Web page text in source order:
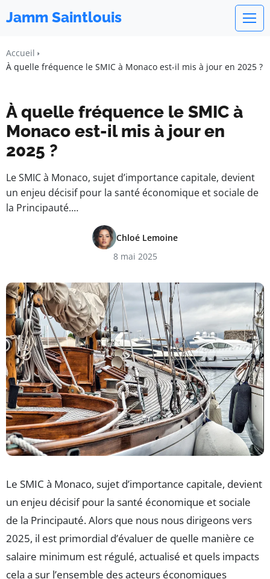
Jamm Saintlouis
Accueil
À quelle fréquence le SMIC à Monaco est-il mis à jour en 2025 ?
À quelle fréquence le SMIC à
Monaco est-il mis à jour en
2025 ?
Le SMIC à Monaco, sujet d’importance capitale, devient
un enjeu décisif pour la santé économique et sociale de
la Principauté.…
Chloé Lemoine
8 mai 2025
Le SMIC à Monaco, sujet d’importance capitale, devient
un enjeu décisif pour la santé économique et sociale
de la Principauté. Alors que nous nous dirigeons vers
2025, il est primordial d’évaluer de quelle manière ce
salaire minimum est régulé, actualisé et quels impacts
cela a sur l’ensemble des acteurs économiques